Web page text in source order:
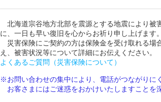
北海道宗谷地方北部を震源とする地震により被
に、一日も早い復旧を心からお祈り申し上げます。
災害保険にご契約の方は保険金を受け取れる場
え、被害状況等について詳細にお伝えください。
よくあるご質問（災害保険について）
※お問い合わせの集中により、電話がつながりに
お客さまにはご迷惑をおかけいたしますことを